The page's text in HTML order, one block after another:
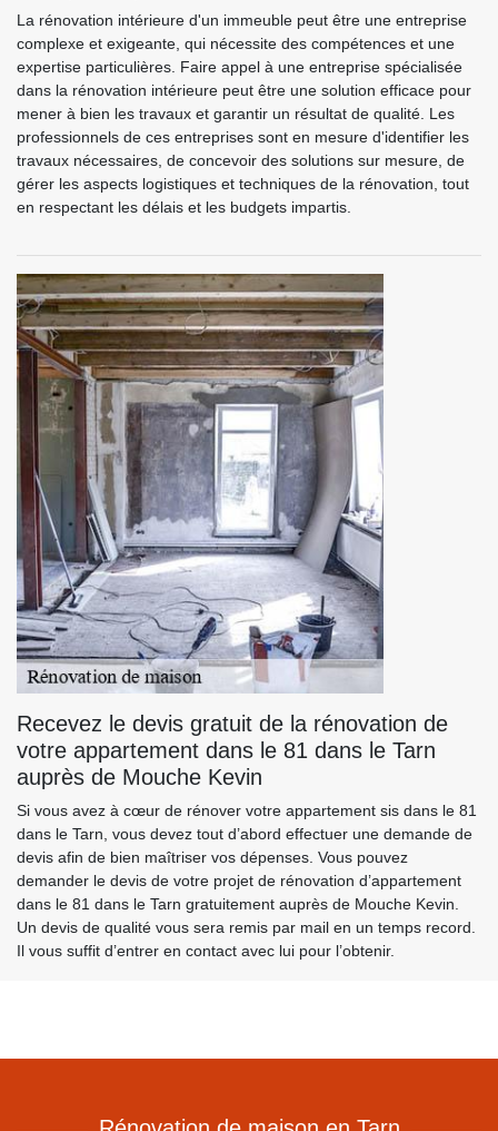
La rénovation intérieure d'un immeuble peut être une entreprise
complexe et exigeante, qui nécessite des compétences et une
expertise particulières. Faire appel à une entreprise spécialisée
dans la rénovation intérieure peut être une solution efficace pour
mener à bien les travaux et garantir un résultat de qualité. Les
professionnels de ces entreprises sont en mesure d'identifier les
travaux nécessaires, de concevoir des solutions sur mesure, de
gérer les aspects logistiques et techniques de la rénovation, tout
en respectant les délais et les budgets impartis.
Recevez le devis gratuit de la rénovation de
votre appartement dans le 81 dans le Tarn
auprès de Mouche Kevin
Si vous avez à cœur de rénover votre appartement sis dans le 81
dans le Tarn, vous devez tout d’abord effectuer une demande de
devis afin de bien maîtriser vos dépenses. Vous pouvez
demander le devis de votre projet de rénovation d’appartement
dans le 81 dans le Tarn gratuitement auprès de Mouche Kevin.
Un devis de qualité vous sera remis par mail en un temps record.
Il vous suffit d’entrer en contact avec lui pour l’obtenir.